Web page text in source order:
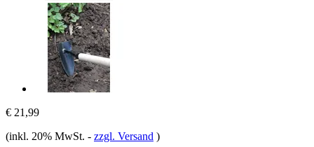
€ 21,99
(inkl. 20% MwSt. - zzgl. Versand )